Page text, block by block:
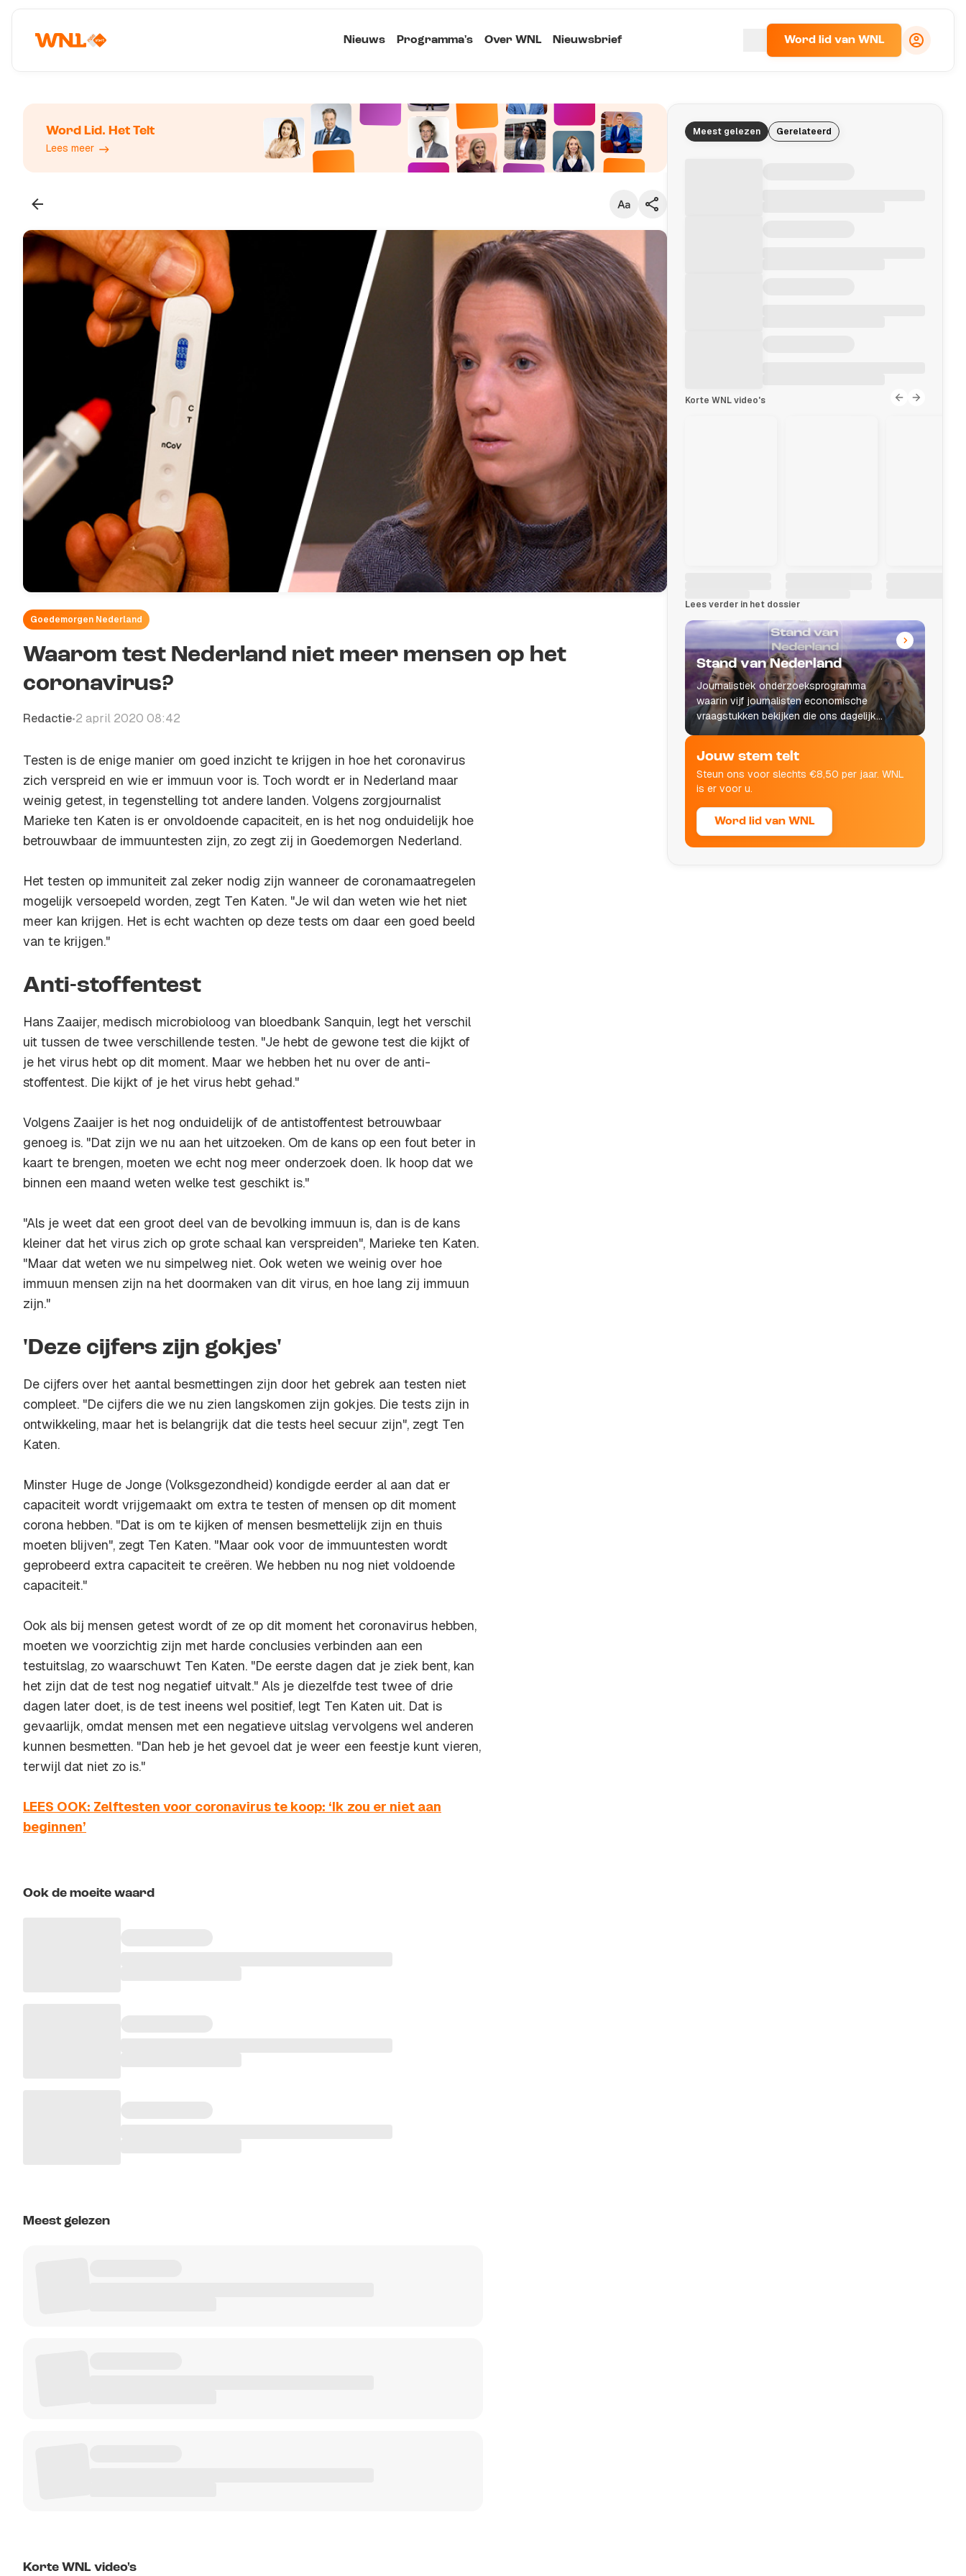
Nieuws Programma's Over WNL Nieuwsbrief Word lid van WNL
Word Lid. Het Telt
Lees meer
Klein
Standaard
Groot
Kopieer link
Goedemorgen Nederland
Waarom test Nederland niet meer mensen op het
coronavirus?
Redactie•2 april 2020 08:42
Testen is de enige manier om goed inzicht te krijgen in hoe het coronavirus
zich verspreid en wie er immuun voor is. Toch wordt er in Nederland maar
weinig getest, in tegenstelling tot andere landen. Volgens zorgjournalist
Marieke ten Katen is er onvoldoende capaciteit, en is het nog onduidelijk hoe
betrouwbaar de immuuntesten zijn, zo zegt zij in Goedemorgen Nederland.
Het testen op immuniteit zal zeker nodig zijn wanneer de coronamaatregelen
mogelijk versoepeld worden, zegt Ten Katen. "Je wil dan weten wie het niet
meer kan krijgen. Het is echt wachten op deze tests om daar een goed beeld
van te krijgen."
Anti-stoffentest
Hans Zaaijer, medisch microbioloog van bloedbank Sanquin, legt het verschil
uit tussen de twee verschillende testen. "Je hebt de gewone test die kijkt of
je het virus hebt op dit moment. Maar we hebben het nu over de anti-
stoffentest. Die kijkt of je het virus hebt gehad."
Volgens Zaaijer is het nog onduidelijk of de antistoffentest betrouwbaar
genoeg is. "Dat zijn we nu aan het uitzoeken. Om de kans op een fout beter in
kaart te brengen, moeten we echt nog meer onderzoek doen. Ik hoop dat we
binnen een maand weten welke test geschikt is."
"Als je weet dat een groot deel van de bevolking immuun is, dan is de kans
kleiner dat het virus zich op grote schaal kan verspreiden", Marieke ten Katen.
"Maar dat weten we nu simpelweg niet. Ook weten we weinig over hoe
immuun mensen zijn na het doormaken van dit virus, en hoe lang zij immuun
zijn."
'Deze cijfers zijn gokjes'
De cijfers over het aantal besmettingen zijn door het gebrek aan testen niet
compleet. "De cijfers die we nu zien langskomen zijn gokjes. Die tests zijn in
ontwikkeling, maar het is belangrijk dat die tests heel secuur zijn", zegt Ten
Katen.
Minster Huge de Jonge (Volksgezondheid) kondigde eerder al aan dat er
capaciteit wordt vrijgemaakt om extra te testen of mensen op dit moment
corona hebben. "Dat is om te kijken of mensen besmettelijk zijn en thuis
moeten blijven", zegt Ten Katen. "Maar ook voor de immuuntesten wordt
geprobeerd extra capaciteit te creëren. We hebben nu nog niet voldoende
capaciteit."
Ook als bij mensen getest wordt of ze op dit moment het coronavirus hebben,
moeten we voorzichtig zijn met harde conclusies verbinden aan een
testuitslag, zo waarschuwt Ten Katen. "De eerste dagen dat je ziek bent, kan
het zijn dat de test nog negatief uitvalt." Als je diezelfde test twee of drie
dagen later doet, is de test ineens wel positief, legt Ten Katen uit. Dat is
gevaarlijk, omdat mensen met een negatieve uitslag vervolgens wel anderen
kunnen besmetten. "Dan heb je het gevoel dat je weer een feestje kunt vieren,
terwijl dat niet zo is."
LEES OOK: Zelftesten voor coronavirus te koop: ‘Ik zou er niet aan
beginnen’
Ook de moeite waard
Meest gelezen
Korte WNL video's
Meest gelezen Gerelateerd
Korte WNL video's
Lees verder in het dossier
Stand van Nederland
Journalistiek onderzoeksprogramma
waarin vijf journalisten economische
vraagstukken bekijken die ons dagelijks
leven raken.
Jouw stem telt
Steun ons voor slechts €8,50 per jaar. WNL
is er voor u.
Word lid van WNL